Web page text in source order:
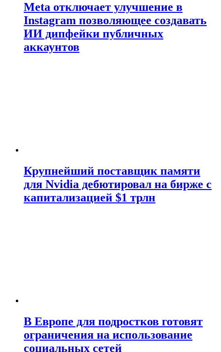
Meta отключает улучшение в
Instagram позволяющее создавать
ИИ дипфейки публичных
аккаунтов
Крупнейший поставщик памяти
для Nvidia дебютировал на бирже с
капитализацией $1 трлн
В Европе для подростков готовят
ограничения на использование
социальных сетей